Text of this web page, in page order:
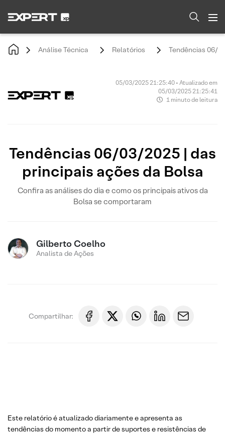
Análise Técnica Relatórios Tendências 06/
05/03/2025 21:25:40 • Atualizado em
05/03/2025 21:25:41
1 minuto de leitura
Tendências 06/03/2025 | das
principais ações da Bolsa
Confira as análises do dia e como os principais ativos da
Bolsa se comportaram
Gilberto Coelho
Analista de Ações
Compartilhar:
Este relatório é atualizado diariamente e apresenta as
tendências do momento a partir de suportes e resistências de